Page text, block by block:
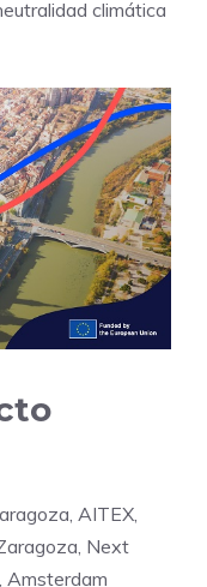
climática
AITEX,
Next
Amsterdam